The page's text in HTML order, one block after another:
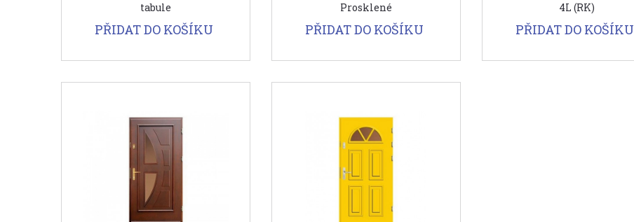
tabule
PŘIDAT DO KOŠÍKU
Prosklené
PŘIDAT DO KOŠÍKU
4L (RK)
PŘIDAT DO KOŠÍKU